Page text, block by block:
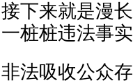
接下来就是漫
一桩桩违法事
非法吸收公众